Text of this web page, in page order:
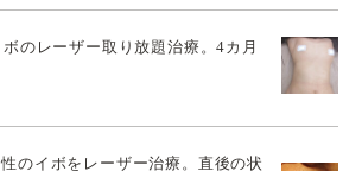
のレーザー取り放題治療。4カ月
のイボをレーザー治療。直後の状